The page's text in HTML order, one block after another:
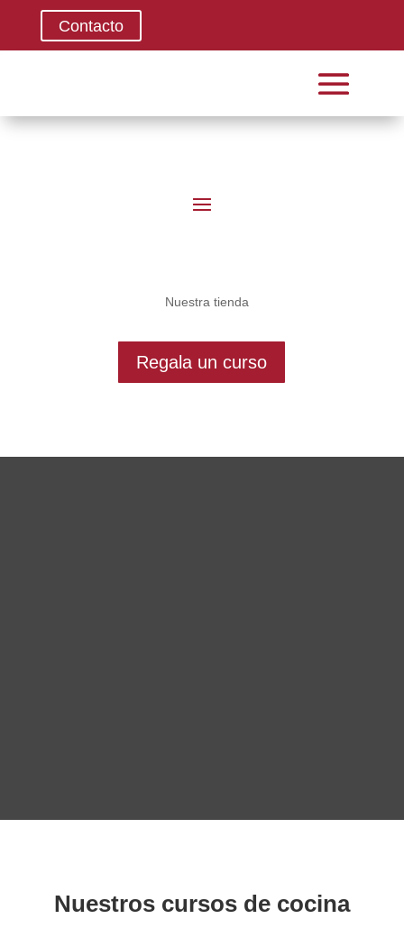
Contacto
Nuestra tienda
Regala un curso
Nuestros cursos de cocina